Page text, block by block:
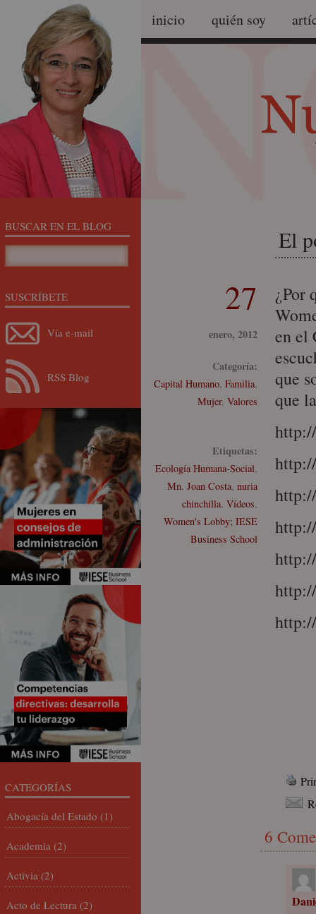
inicio quién soy
El
27
enero, 2012
Categoría:
Capital Humano, Familia,
Mujer, Valores
Etiquetas:
Ecología Humana-Social,
Mn. Joan Costa, nuria
chinchilla, Vídeos,
Women's Lobby; IESE
Business School
¿Por
en el
que
que
6
BUSCAR EN EL BLOG
SUSCRÍBETE
Vía e-mail
RSS Blog
CATEGORÍAS
Abogacía del Estado (1)
Academia (2)
Activia (2)
Acto de Lectura (2)